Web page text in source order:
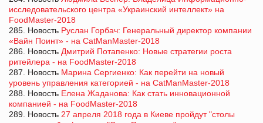
исследовательского центра «Украинский интеллект» на
FoodMaster-2018
285. Новость Руслан Горбач: Генеральный директор компании
«Вайн Поинт» - на CatManMaster-2018
286. Новость Дмитрий Потапенко: Новые стратегии роста
ритейлера - на FoodMaster-2018
287. Новость Марина Сергиенко: Как перейти на новый
уровень управления категорией - на CatManMaster-2018
288. Новость Елена Жаданова: Как стать инновационной
компанией - на FoodMaster-2018
289. Новость 27 апреля 2018 года в Киеве пройдут "столы